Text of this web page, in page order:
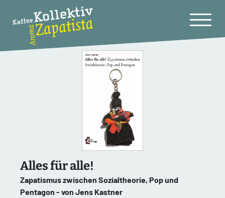
Alles für alle!
Zapatismus zwischen Sozialtheorie, Pop und
Pentagon - von Jens Kastner